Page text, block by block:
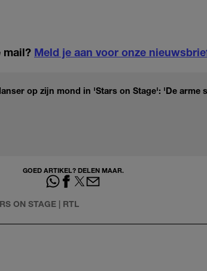
mail? Meld je aan voor onze
op zijn mond in 'Stars on Stage': 'De arme
GOED ARTIKEL? DELEN MAAR.
ON STAGE | RTL